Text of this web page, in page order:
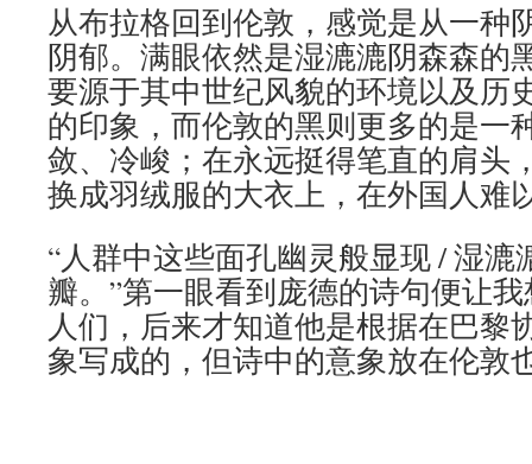
从布拉格回到伦敦，感觉是从一种
阴郁。满眼依然是湿漉漉阴森森的
要源于其中世纪风貌的环境以及历
的印象，而伦敦的黑则更多的是一
敛、冷峻；在永远挺得笔直的肩头
换成羽绒服的大衣上，在外国人难
“人群中这些面孔幽灵般显现 / 湿
瓣。”第一眼看到庞德的诗句便让
人们，后来才知道他是根据在巴黎
象写成的，但诗中的意象放在伦敦